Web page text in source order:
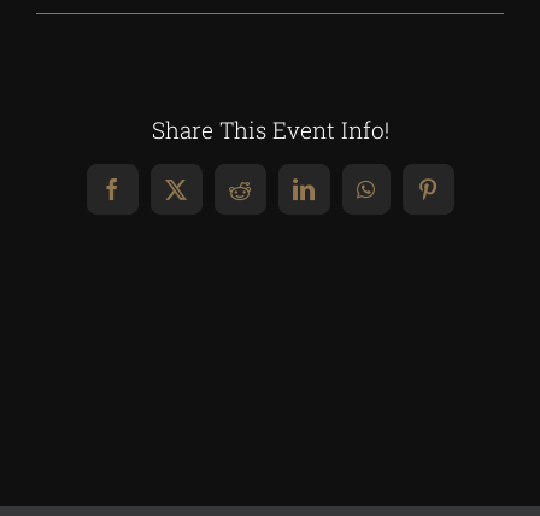
Share This Event Info!
Facebook
X RedditLinkedInWhatsAppPinterest